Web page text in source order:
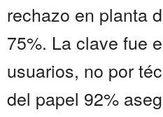
rechazo en planta
75%. La clave fue
usuarios, no por
del papel 92%